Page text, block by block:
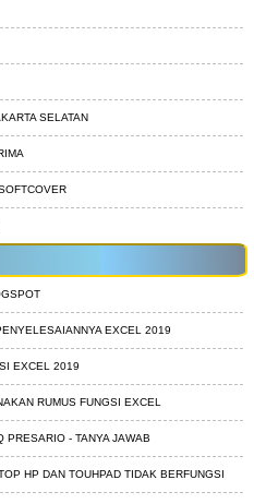
SELATAN
EXCEL 2019
EXCEL 2019
RUMUS FUNGSI EXCEL
PRESARIO - TANYA JAWAB
HP DAN TOUHPAD TIDAK BERFUNGSI